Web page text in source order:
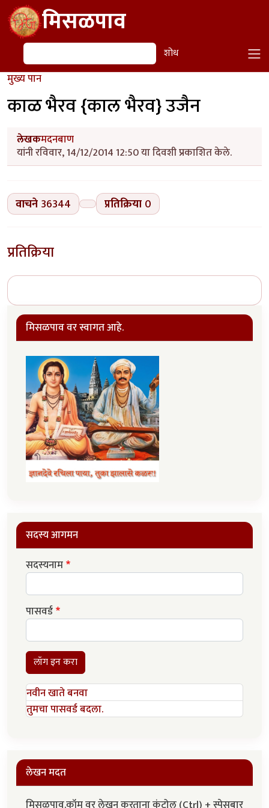
Skip to main contentमिसळपाव
शोध शोध
मुख्य पान
काळ भैरव {काल भैरव} उजैन
लेखकमदनबाण
यांनी रविवार, 14/12/2014 12:50 या दिवशी प्रकाशित केले.
वाचने 36344 प्रतिक्रिया 0
प्रतिक्रिया
मिसळपाव वर स्वागत आहे.
सदस्य आगमन
सदस्यनाम
पासवर्ड
लॉग इन करा
नवीन खाते बनवा
तुमचा पासवर्ड बदला.
लेखन मदत